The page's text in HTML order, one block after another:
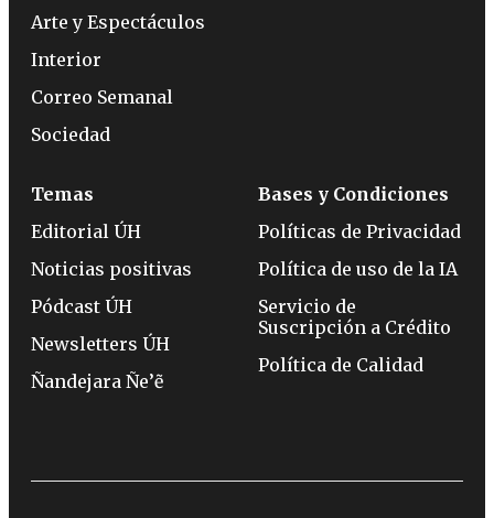
Arte y Espectáculos
Interior
Correo Semanal
Sociedad
Temas
Editorial ÚH
Noticias positivas
Pódcast ÚH
Newsletters ÚH
Ñandejara Ñe’ẽ
Bases y Condiciones
Políticas de Privacidad
Política de uso de la IA
Servicio de
Suscripción a Crédito
Política de Calidad